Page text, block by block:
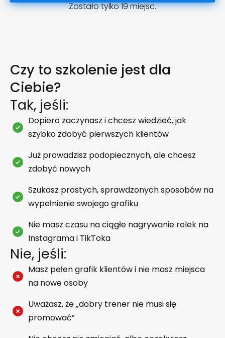
Zostało tylko 19 miejsc.
Czy to szkolenie jest dla
Ciebie?
Tak, jeśli:
Dopiero zaczynasz i chcesz wiedzieć, jak
szybko zdobyć pierwszych klientów
Już prowadzisz podopiecznych, ale chcesz
zdobyć nowych
Szukasz prostych, sprawdzonych sposobów na
wypełnienie swojego grafiku
Nie masz czasu na ciągłe nagrywanie rolek na
Instagrama i TikToka
Nie, jeśli:
Masz pełen grafik klientów i nie masz miejsca
na nowe osoby
Uważasz, że „dobry trener nie musi się
promować”